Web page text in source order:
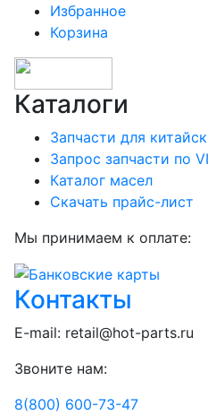
Избранное
Корзина
Каталоги
Запчасти для
Запрос запчасти по
Каталог масел
Скачать прайс-лист
Мы принимаем к оплате:
Контакты
E-mail: retail@hot-parts.ru
Звоните нам:
8(800) 600-73-47